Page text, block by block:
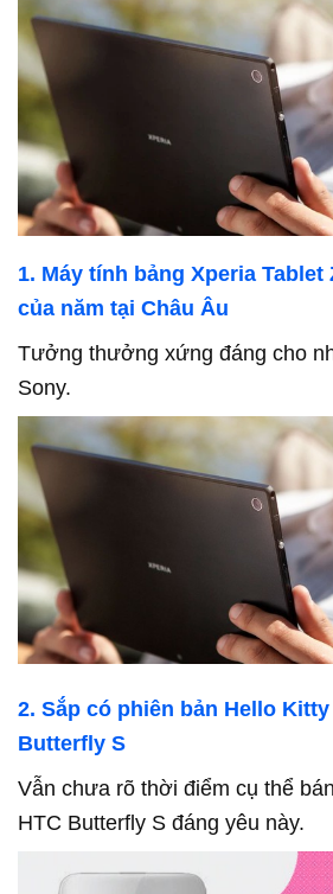
1. Máy tính bảng Xperia
của năm tại Châu Âu
Tưởng thưởng xứng đáng cho
Sony.
2. Sắp có phiên bản Hello
Butterfly S
Vẫn chưa rõ thời điểm cụ thể
HTC Butterfly S đáng yêu này.